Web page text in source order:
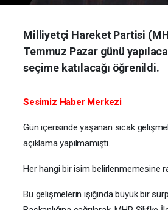
Milliyetçi Hareket Partisi
Temmuz Pazar günü
seçime katılacağı öğrenildi.
Sesimiz Haber Merkezi
Gün içerisinde yaşanan sıcak
açıklama yapılmamıştı.
Her hangi bir isim belirlenmemesine
Bu gelişmelerin ışığında büyük bir